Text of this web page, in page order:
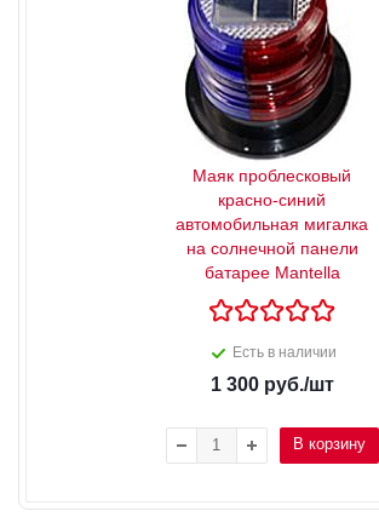
Маяк проблесковый
красно-синий
автомобильная мигалка
на солнечной панели
батарее Mantella
Есть в наличии
1 300руб./шт
В корзину